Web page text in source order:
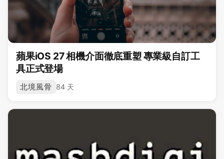
蘋果iOS 27 相機介面徹底重塑 專業級自訂工
具正式登場
北境風骨 84 天